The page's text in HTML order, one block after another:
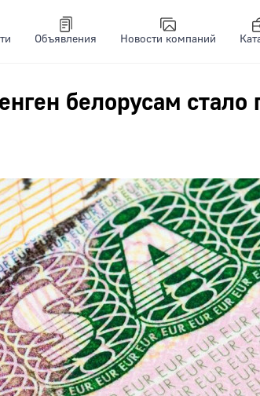
Объявления Новости компаний
белорусам